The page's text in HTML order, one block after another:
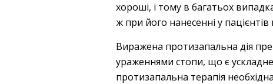
хороші, і тому в багатьох
ж при його нанесенні у пацієнтів
Виражена протизапальна дія
ураженнями стопи, що є
протизапальна терапія